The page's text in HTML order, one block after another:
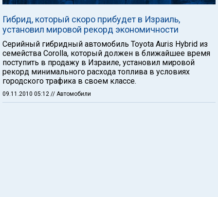
Гибрид, который скоро прибудет в Израиль,
установил мировой рекорд экономичности
Серийный гибридный автомобиль Toyota Auris Hybrid из
семейства Corolla, который должен в ближайшее время
поступить в продажу в Израиле, установил мировой
рекорд минимального расхода топлива в условиях
городского трафика в своем классе.
09.11.2010 05:12 // Автомобили